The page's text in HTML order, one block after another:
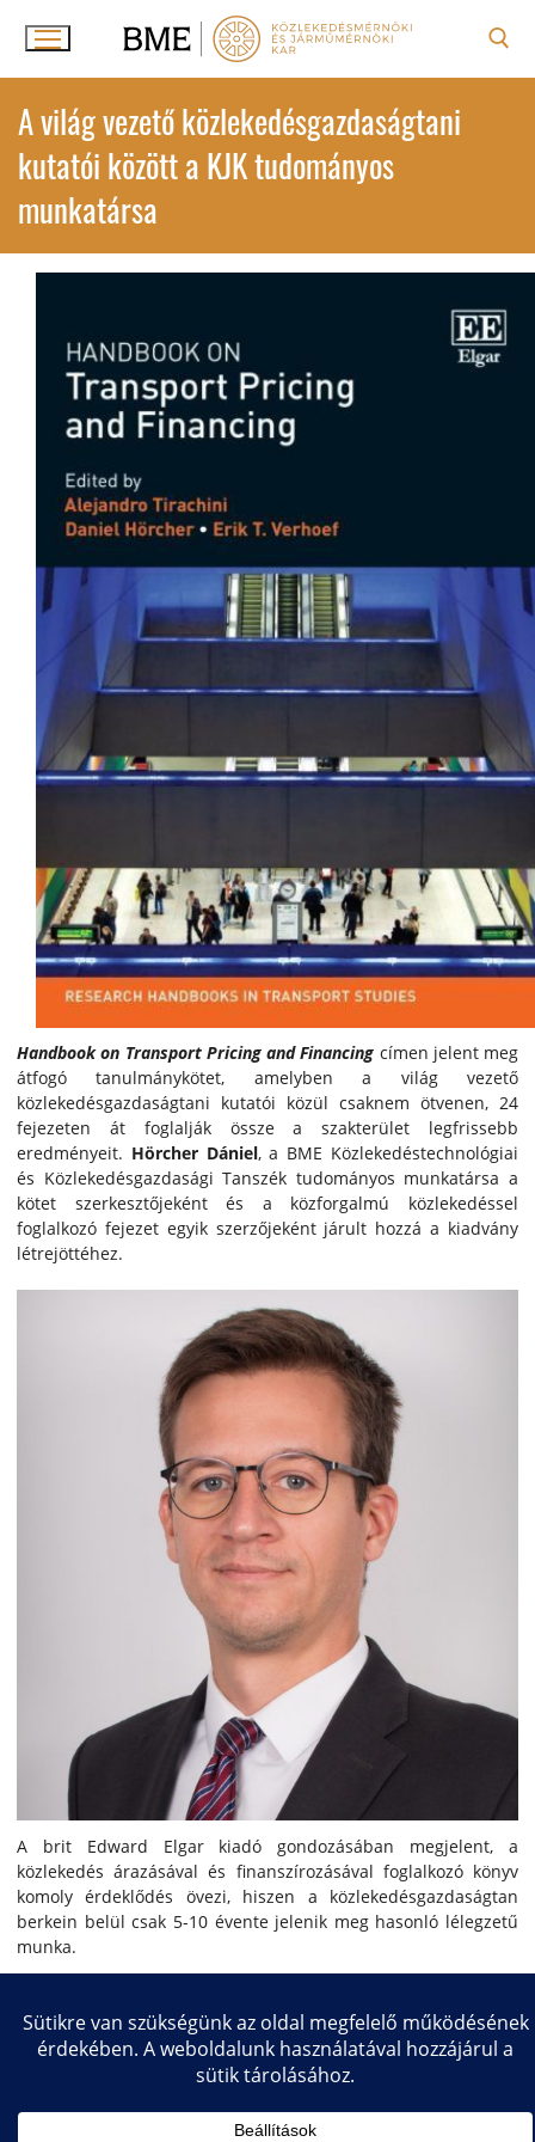
A világ vezető közlekedésgazdaságtani
kutatói között a KJK tudományos
munkatársa
Handbook on Transport Pricing and Financing címen jelent meg
átfogó tanulmánykötet, amelyben a világ vezető
közlekedésgazdaságtani kutatói közül csaknem ötvenen, 24
fejezeten át foglalják össze a szakterület legfrissebb
eredményeit. Hörcher Dániel, a BME Közlekedéstechnológiai
és Közlekedésgazdasági Tanszék tudományos munkatársa a
kötet szerkesztőjeként és a közforgalmú közlekedéssel
foglalkozó fejezet egyik szerzőjeként járult hozzá a kiadvány
létrejöttéhez.
A brit Edward Elgar kiadó gondozásában megjelent, a
közlekedés árazásával és finanszírozásával foglalkozó könyv
komoly érdeklődés övezi, hiszen a közlekedésgazdaságtan
berkein belül csak 5-10 évente jelenik meg hasonló lélegzetű
munka.
Copyright © 2026 Közlekedésmérnöki és Járműmérnöki Kar